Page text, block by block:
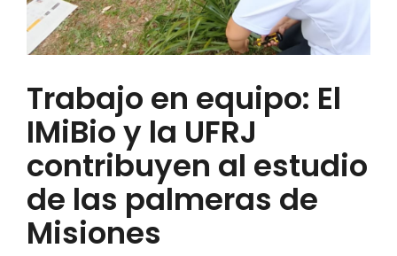
RESGUARDO DE COLECCIONES
BIOBANCO
FORTALECIMIENTO DE RECURSOS
ALIMENTICIOS
BIODIVERSIDAD Y ALIMENTACIÓN
INVENTARIO DE LA BIODIVERSIDAD MISIONERA
investigadores
Trabajo en equipo: El
IMiBio y la UFRJ
contribuyen al estudio
de las palmeras de
Misiones